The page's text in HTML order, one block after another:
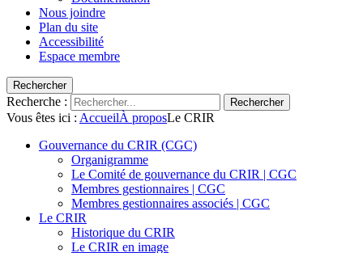
Nous joindre
Plan du site
Accessibilité
Espace membre
Rechercher
Recherche : Rechercher
Vous êtes ici : AccueilÀ proposLe CRIR
Gouvernance du CRIR (CGC)
Organigramme
Le Comité de gouvernance du CRIR | CGC
Membres gestionnaires | CGC
Membres gestionnaires associés | CGC
Le CRIR
Historique du CRIR
Le CRIR en image